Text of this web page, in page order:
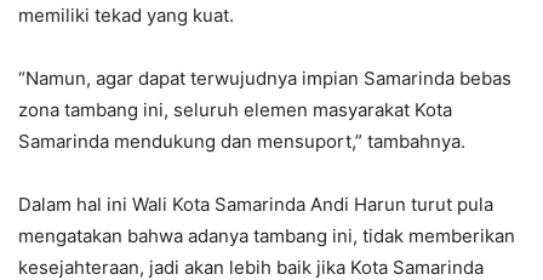
memiliki tekad yang kuat.
“Namun, agar dapat terwujudnya impian Samarinda bebas
zona tambang ini, seluruh elemen masyarakat Kota
Samarinda mendukung dan mensuport,” tambahnya.
Dalam hal ini Wali Kota Samarinda Andi Harun turut pula
mengatakan bahwa adanya tambang ini, tidak memberikan
kesejahteraan, jadi akan lebih baik jika Kota Samarinda